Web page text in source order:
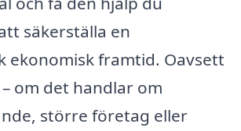
säkerställa en
ekonomisk framtid. Oavsett
om det handlar om
större företag eller